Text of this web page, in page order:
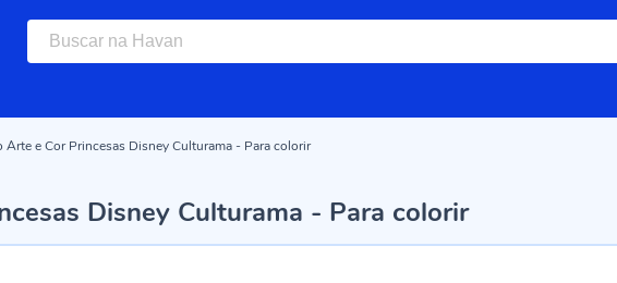
Arte e Cor Princesas Disney Culturama - Para colorir
Disney Culturama - Para colorir